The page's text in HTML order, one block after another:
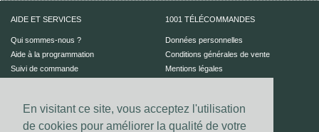
En visitant ce site, vous acceptez l'utilisation
de cookies pour améliorer la qualité de votre
AIDE ET SERVICES
Qui sommes-nous ?
Aide à la programmation
Suivi de commande
1001 TÉLÉCOMMANDES
Données personnelles
Conditions générales de vente
Mentions légales
UN CONSEIL ?